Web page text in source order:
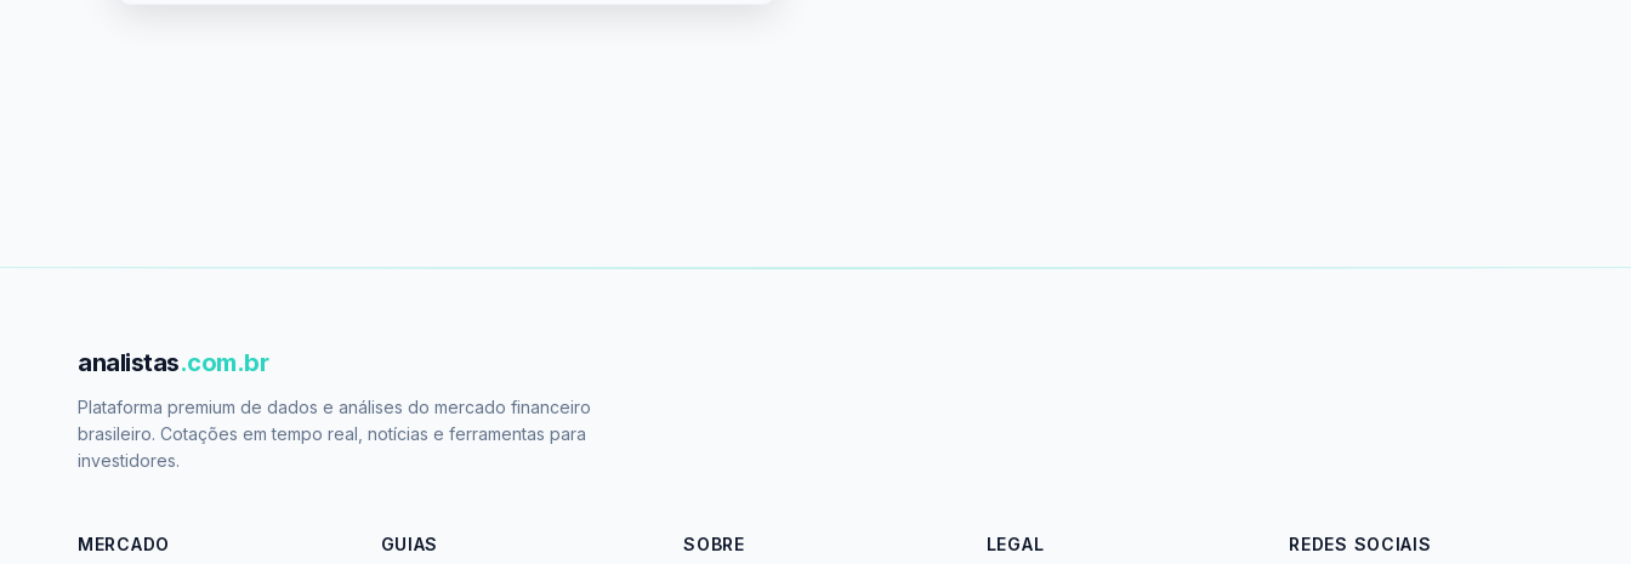
analistas.com.br
Plataforma premium de dados e análises do mercado financeiro
brasileiro. Cotações em tempo real, notícias e ferramentas para
investidores.
MERCADO GUIAS SOBRE LEGAL REDES SOCIAIS